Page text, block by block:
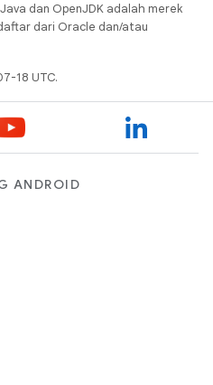
dan OpenJDK adalah merek
dari Oracle dan/atau
18 UTC.
ANDROID